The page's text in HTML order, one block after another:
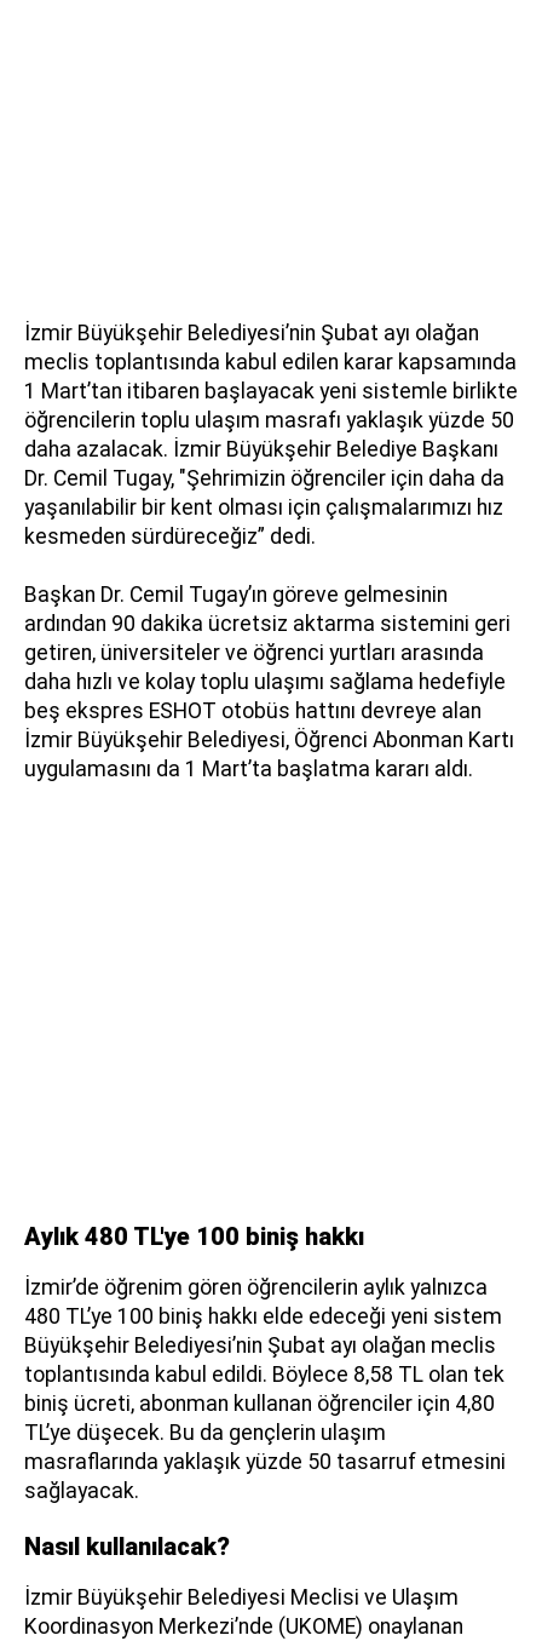
İzmir Büyükşehir Belediyesi’nin Şubat ayı olağan
meclis toplantısında kabul edilen karar kapsamında
1 Mart’tan itibaren başlayacak yeni sistemle birlikte
öğrencilerin toplu ulaşım masrafı yaklaşık yüzde 50
daha azalacak. İzmir Büyükşehir Belediye Başkanı
Dr. Cemil Tugay, "Şehrimizin öğrenciler için daha da
yaşanılabilir bir kent olması için çalışmalarımızı hız
kesmeden sürdüreceğiz” dedi.
Başkan Dr. Cemil Tugay’ın göreve gelmesinin
ardından 90 dakika ücretsiz aktarma sistemini geri
getiren, üniversiteler ve öğrenci yurtları arasında
daha hızlı ve kolay toplu ulaşımı sağlama hedefiyle
beş ekspres ESHOT otobüs hattını devreye alan
İzmir Büyükşehir Belediyesi, Öğrenci Abonman Kartı
uygulamasını da 1 Mart’ta başlatma kararı aldı.
Aylık 480 TL'ye 100 biniş hakkı
İzmir’de öğrenim gören öğrencilerin aylık yalnızca
480 TL’ye 100 biniş hakkı elde edeceği yeni sistem
Büyükşehir Belediyesi’nin Şubat ayı olağan meclis
toplantısında kabul edildi. Böylece 8,58 TL olan tek
biniş ücreti, abonman kullanan öğrenciler için 4,80
TL’ye düşecek. Bu da gençlerin ulaşım
masraflarında yaklaşık yüzde 50 tasarruf etmesini
sağlayacak.
Nasıl kullanılacak?
İzmir Büyükşehir Belediyesi Meclisi ve Ulaşım
Koordinasyon Merkezi’nde (UKOME) onaylanan